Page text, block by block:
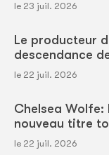
le 23 juil. 2026
Le producteur
descendance
le 22 juil. 2026
Chelsea Wolfe:
nouveau titre
le 22 juil. 2026